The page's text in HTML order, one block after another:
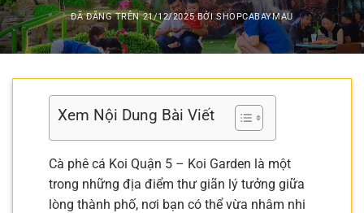
ĐÃ ĐĂNG TRÊN21/12/2025 BỞISHOPCABAYMAU
Xem Nội Dung Bài Viết
Cà phê cá Koi Quận 5 – Koi Garden là một
trong những địa điểm thư giãn lý tưởng giữa
lòng thành phố, nơi bạn có thể vừa nhâm nhi